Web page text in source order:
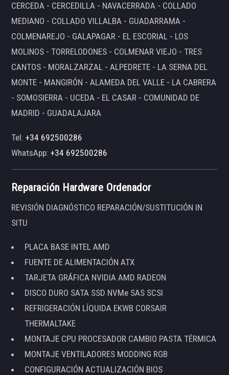
CERCEDA - CERCEDILLA - NAVACERRADA - COLLADO
MEDIANO - COLLADO VILLALBA - GUADARRAMA -
COLMENAREJO - GALAPAGAR - EL ESCORIAL - LOS
MOLINOS - TORRELODONES - COLMENAR VIEJO - TRES
CANTOS - MORALZARZAL - ALPEDRETE - LA SERNA DEL
MONTE - MANGIRÓN - ALAMEDA DEL VALLE - LA CABRERA
- SOMOSIERRA - UCEDA - EL CASAR - COMUNIDAD DE
MADRID - GUADALAJARA
Tel:+34 692500286
WhatsApp:+34 692500286
Reparación Hardware Ordenador
REVISIÓN DIAGNÓSTICO REPARACIÓN/SUSTITUCIÓN IN
SITU
PLACA BASE INTEL AMD
FUENTE DE ALIMENTACIÓN ATX
TARJETA GRÁFICA NVIDIA AMD RADEON
DISCO DURO SATA SSD NVMe SAS SCSI
REFRIGERACIÓN LÍQUIDA EKWB CORSAIR
THERMALTAKE
MONTAJE CPU PROCESADOR CAMBIO PASTA TÉRMICA
MONTAJE VENTILADORES MODDING RGB
CONFIGURACIÓN ACTUALIZACIÓN BIOS